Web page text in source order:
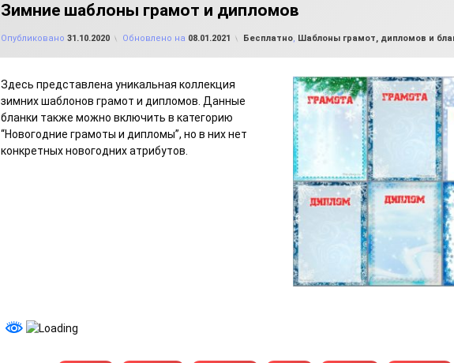
Зимние шаблоны грамот и дипломов
Опубликовано 31.10.2020 Обновлено на 08.01.2021 Рубрики:
Бесплатно, Шаблоны грамот, дипломов и
Здесь представлена уникальная коллекция
зимних шаблонов грамот и дипломов. Данные
бланки также можно включить в категорию
“Новогодние грамоты и дипломы”, но в них нет
конкретных новогодних атрибутов.